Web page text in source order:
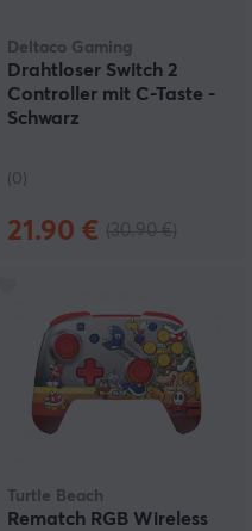
Deltaco Gaming
Drahtloser Switch 2
Controller mit C-Taste -
Schwarz
(0)
21.90 €
Turtle Beach
Rematch RGB Wireless